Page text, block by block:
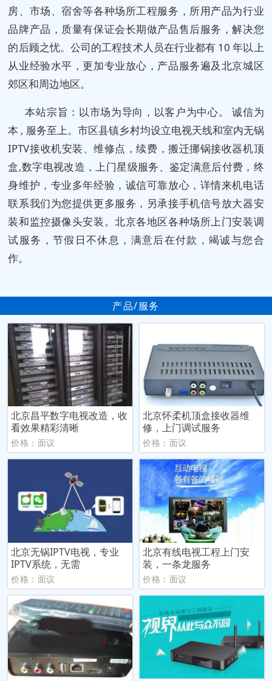
房、市场、宿舍等各种场所工程服务，所用产品为行业
品牌产品，质量有保证会长期做产品售后服务，解决您
的后顾之忧。公司的工程技术人员在行业都有 10 年以上
从业经验水平，更加专业放心，产品服务遍及北京城区
郊区和周边地区。
本站宗旨：以市场为导向，以客户为中心。 诚信为
本 , 服务至上。市区县镇乡村均设立电视天线和室内无锅
IPTV接收机安装、维修点，续费，搬迁挪锅接收器机顶
盒,数字电视改造，上门星级服务、鉴定满意后付费，终
身维护，专业多年经验，诚信可靠放心，详情来机电话
联系我们为您提供更多服务，另承接手机信号放大器安
装和监控摄像头安装。北京各地区各种场所上门安装调
试服务，节假日不休息，满意后在付款，竭诚与您合
作。
产品/服务
北京昌平数字电视改造，收
看效果精彩清晰
价格：面议
北京怀柔机顶盒接收器维
修，上门调试服务
价格：面议
北京无锅IPTV电视，专业
IPTV系统，无需
价格：面议
北京有线电视工程上门安
装，一条龙服务
价格：面议